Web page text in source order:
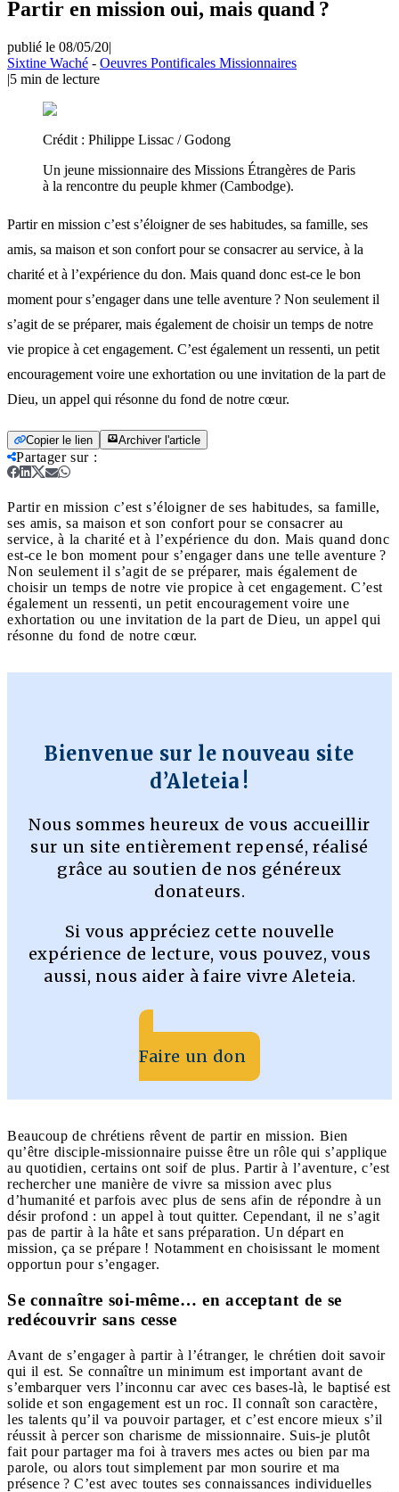
Partir en mission oui, mais quand ?
publié le 08/05/20|
Sixtine Waché - Oeuvres Pontificales Missionnaires
|5 min de lecture
Crédit : Philippe Lissac / Godong
Un jeune missionnaire des Missions Étrangères de Paris
à la rencontre du peuple khmer (Cambodge).
Partir en mission c’est s’éloigner de ses habitudes, sa famille, ses
amis, sa maison et son confort pour se consacrer au service, à la
charité et à l’expérience du don. Mais quand donc est-ce le bon
moment pour s’engager dans une telle aventure ? Non seulement il
s’agit de se préparer, mais également de choisir un temps de notre
vie propice à cet engagement. C’est également un ressenti, un petit
encouragement voire une exhortation ou une invitation de la part de
Dieu, un appel qui résonne du fond de notre cœur.
Copier le lien Archiver l'article
Partager sur:
Partir en mission c’est s’éloigner de ses habitudes, sa famille,
ses amis, sa maison et son confort pour se consacrer au
service, à la charité et à l’expérience du don. Mais quand donc
est-ce le bon moment pour s’engager dans une telle aventure ?
Non seulement il s’agit de se préparer, mais également de
choisir un temps de notre vie propice à cet engagement. C’est
également un ressenti, un petit encouragement voire une
exhortation ou une invitation de la part de Dieu, un appel qui
résonne du fond de notre cœur.
Bienvenue sur le nouveau site
d’Aleteia !
Nous sommes heureux de vous accueillir
sur un site entièrement repensé, réalisé
grâce au soutien de nos généreux
donateurs.
Si vous appréciez cette nouvelle
expérience de lecture, vous pouvez, vous
aussi, nous aider à faire vivre Aleteia.
Faire un don
Beaucoup de chrétiens rêvent de partir en mission. Bien
qu’être disciple-missionnaire puisse être un rôle qui s’applique
au quotidien, certains ont soif de plus. Partir à l’aventure, c’est
rechercher une manière de vivre sa mission avec plus
d’humanité et parfois avec plus de sens afin de répondre à un
désir profond : un appel à tout quitter. Cependant, il ne s’agit
pas de partir à la hâte et sans préparation. Un départ en
mission, ça se prépare ! Notamment en choisissant le moment
opportun pour s’engager.
Se connaître soi-même… en acceptant de se
redécouvrir sans cesse
Avant de s’engager à partir à l’étranger, le chrétien doit savoir
qui il est. Se connaître un minimum est important avant de
s’embarquer vers l’inconnu car avec ces bases-là, le baptisé est
solide et son engagement est un roc. Il connaît son caractère,
les talents qu’il va pouvoir partager, et c’est encore mieux s’il
réussit à percer son charisme de missionnaire. Suis-je plutôt
fait pour partager ma foi à travers mes actes ou bien par ma
parole, ou alors tout simplement par mon sourire et ma
présence ? C’est avec toutes ses connaissances individuelles